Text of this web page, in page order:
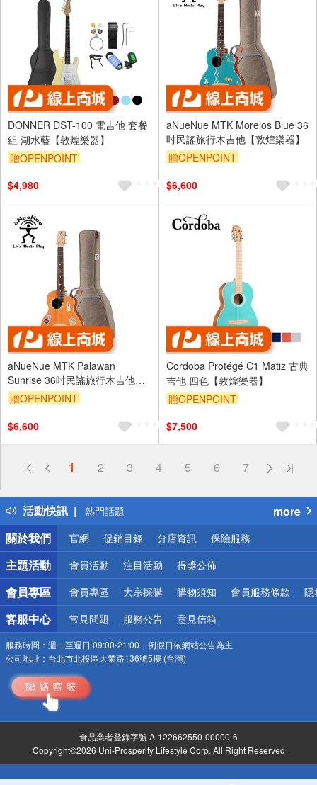
DONNER DST-100 電吉他 套餐
組 湖水藍【敦煌樂器】
贈OPENPOINT
$4,980
aNueNue MTK Morelos Blue 36
吋民謠旅行木吉他【敦煌樂器】
贈OPENPOINT
$6,600
aNueNue MTK Palawan
Sunrise 36吋民謠旅行木吉他
【敦煌樂器】
贈OPENPOINT
$6,600
Cordoba Protégé C1 Matiz 古典
吉他 四色【敦煌樂器】
贈OPENPOINT
$7,500
1 2 3 4 5 6 7
活動快訊
偏遠地區配送
得獎公告
熱門話題
銀行優惠
偏遠地區配送
詐騙網頁！請小心！
more
關於我們
官網 促銷目錄 分店資訊 保險服務
主題活動 會員活動 注目活動 得獎公佈
會員專區 會員專區 大宗採購 購物須知 會員服務條款 隱
客服中心 常見問題 服務公告 意見信箱
服務時間： 週一至週日 09:00-21:00，例假日依網站公告為主
公司地址： 台北市北投區大業路136號5樓 (台灣)
食品業者登錄字號 A-122662550-00000-6
Copyright©2026 Uni-Prosperity Lifestyle Corp. All Right Reserved